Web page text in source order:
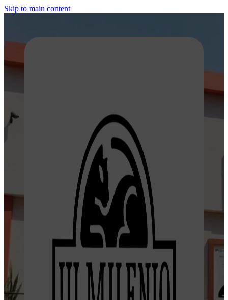
Skip to main content